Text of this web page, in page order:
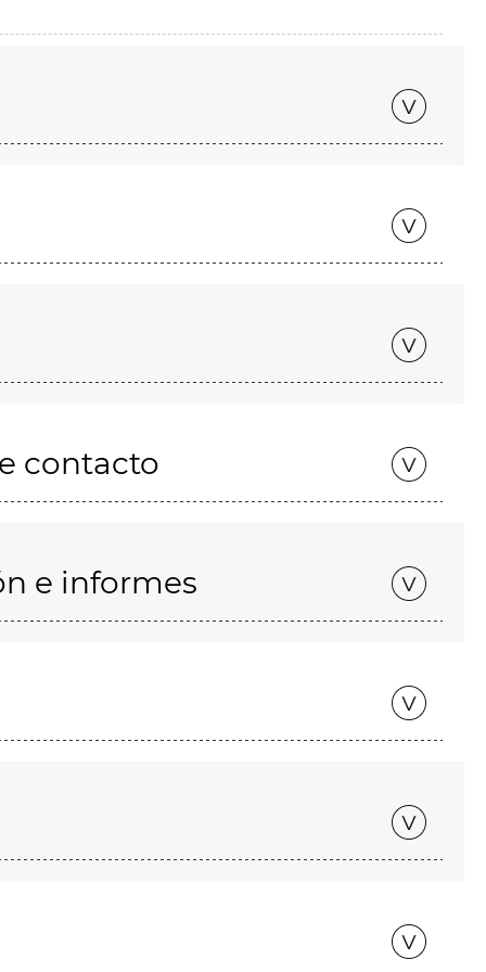
contacto
e informes